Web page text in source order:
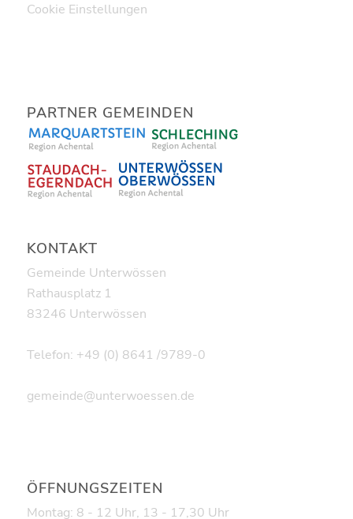
Cookie Einstellungen
PARTNER GEMEINDEN
KONTAKT
Gemeinde Unterwössen
Rathausplatz 1
83246 Unterwössen
Telefon: +49 (0) 8641 /9789-0
gemeinde@unterwoessen.de
ÖFFNUNGSZEITEN
Montag: 8 - 12 Uhr, 13 - 17,30 Uhr